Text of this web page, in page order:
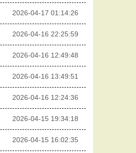
2026-04-17 01:14:26
2026-04-16 22:25:59
2026-04-16 12:49:48
2026-04-16 13:49:51
2026-04-16 12:24:36
2026-04-15 19:34:18
2026-04-15 16:02:35